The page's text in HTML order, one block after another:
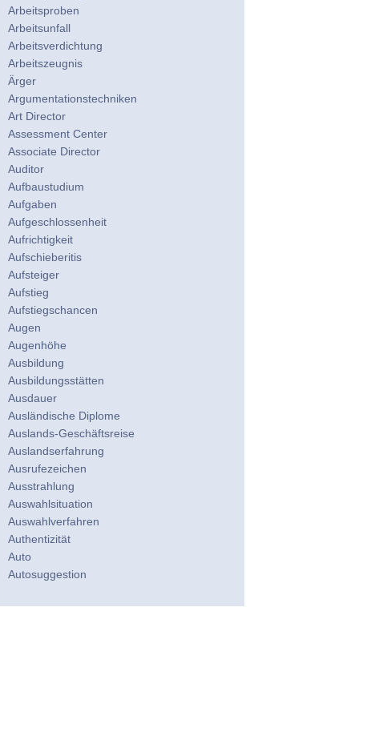
Arbeitsproben
Arbeitsunfall
Arbeitsverdichtung
Arbeitszeugnis
Ärger
Argumentationstechniken
Art Director
Assessment Center
Associate Director
Auditor
Aufbaustudium
Aufgaben
Aufgeschlossenheit
Aufrichtigkeit
Aufschieberitis
Aufsteiger
Aufstieg
Aufstiegschancen
Augen
Augenhöhe
Ausbildung
Ausbildungsstätten
Ausdauer
Ausländische Diplome
Auslands-Geschäftsreise
Auslandserfahrung
Ausrufezeichen
Ausstrahlung
Auswahlsituation
Auswahlverfahren
Authentizität
Auto
Autosuggestion